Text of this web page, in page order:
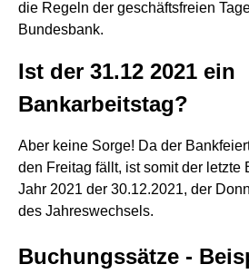
die Regeln der geschäftsfreien
Bundesbank.
Ist der 31.12 2021 ein
Bankarbeitstag?
Aber keine Sorge! Da der
den Freitag fällt, ist somit der letzte
Jahr 2021 der 30.12.2021, der
des Jahreswechsels.
Buchungssätze -